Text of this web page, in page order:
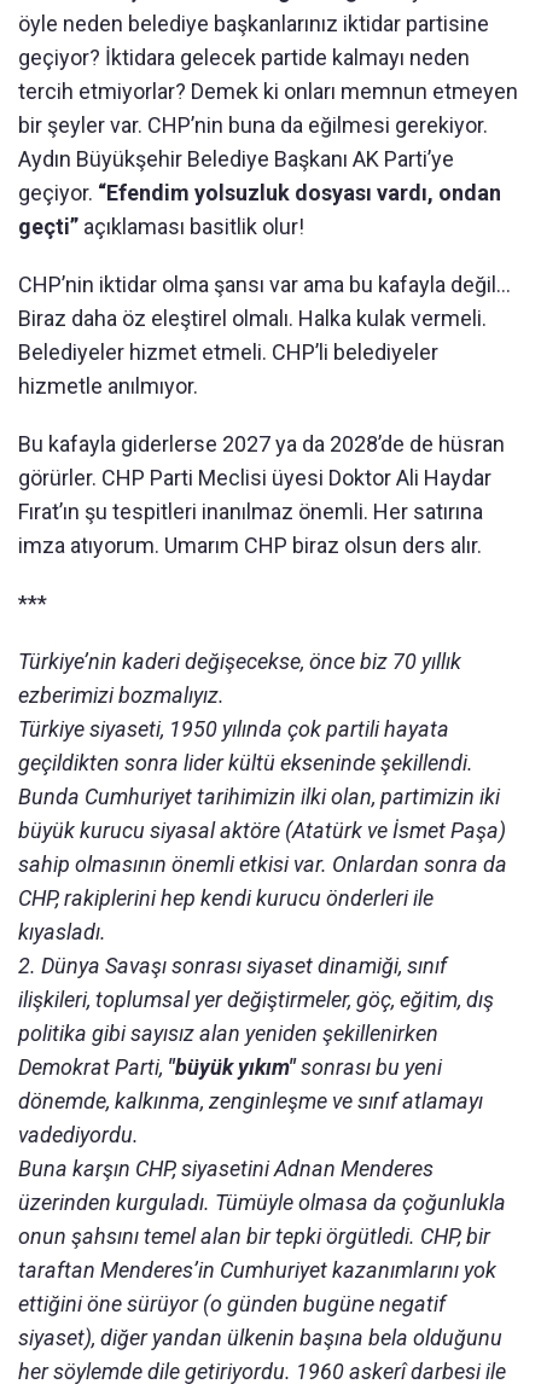
öyle neden belediye başkanlarınız iktidar partisine
geçiyor? İktidara gelecek partide kalmayı neden
tercih etmiyorlar? Demek ki onları memnun etmeyen
bir şeyler var. CHP’nin buna da eğilmesi gerekiyor.
Aydın Büyükşehir Belediye Başkanı AK Parti’ye
geçiyor. “Efendim yolsuzluk dosyası vardı, ondan
geçti” açıklaması basitlik olur!
CHP’nin iktidar olma şansı var ama bu kafayla değil...
Biraz daha öz eleştirel olmalı. Halka kulak vermeli.
Belediyeler hizmet etmeli. CHP’li belediyeler
hizmetle anılmıyor.
Bu kafayla giderlerse 2027 ya da 2028’de de hüsran
görürler. CHP Parti Meclisi üyesi Doktor Ali Haydar
Fırat’ın şu tespitleri inanılmaz önemli. Her satırına
imza atıyorum. Umarım CHP biraz olsun ders alır.
***
Türkiye’nin kaderi değişecekse, önce biz 70 yıllık
ezberimizi bozmalıyız.
Türkiye siyaseti, 1950 yılında çok partili hayata
geçildikten sonra lider kültü ekseninde şekillendi.
Bunda Cumhuriyet tarihimizin ilki olan, partimizin iki
büyük kurucu siyasal aktöre (Atatürk ve İsmet Paşa)
sahip olmasının önemli etkisi var. Onlardan sonra da
CHP, rakiplerini hep kendi kurucu önderleri ile
kıyasladı.
2. Dünya Savaşı sonrası siyaset dinamiği, sınıf
ilişkileri, toplumsal yer değiştirmeler, göç, eğitim, dış
politika gibi sayısız alan yeniden şekillenirken
Demokrat Parti, "büyük yıkım"sonrası bu yeni
dönemde, kalkınma, zenginleşme ve sınıf atlamayı
vadediyordu.
Buna karşın CHP, siyasetini Adnan Menderes
üzerinden kurguladı. Tümüyle olmasa da çoğunlukla
onun şahsını temel alan bir tepki örgütledi. CHP, bir
taraftan Menderes’in Cumhuriyet kazanımlarını yok
ettiğini öne sürüyor (o günden bugüne negatif
siyaset), diğer yandan ülkenin başına bela olduğunu
her söylemde dile getiriyordu. 1960 askerî darbesi ile